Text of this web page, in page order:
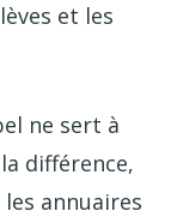
et les
ne sert à
différence,
les annuaires